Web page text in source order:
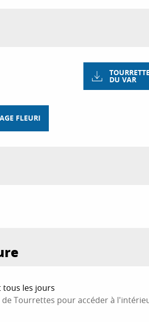
DU VAR
FLEURI
tous les jours
de Tourrettes pour accéder à